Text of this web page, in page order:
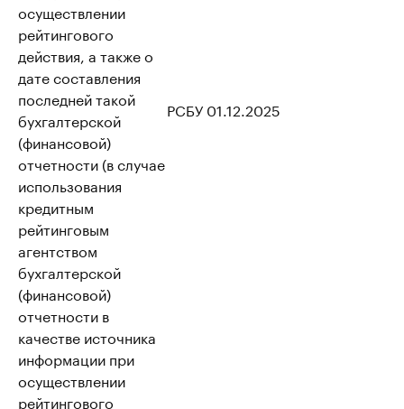
осуществлении
рейтингового
действия, а также о
дате составления
последней такой
бухгалтерской
(финансовой)
отчетности (в случае
использования
кредитным
рейтинговым
агентством
бухгалтерской
(финансовой)
отчетности в
качестве источника
информации при
осуществлении
рейтингового
РСБУ 01.12.2025